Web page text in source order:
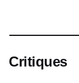
Critiques